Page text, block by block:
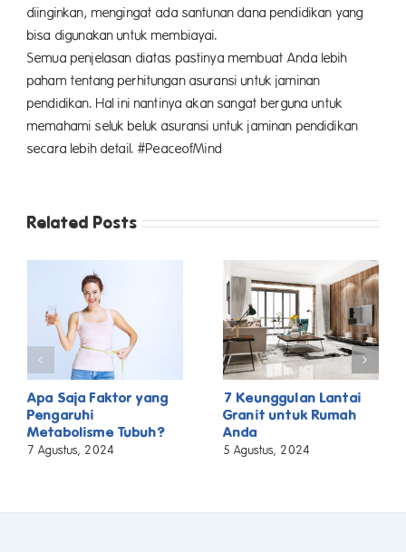
diinginkan, mengingat ada santunan dana pendidikan yang
bisa digunakan untuk membiayai.
Semua penjelasan diatas pastinya membuat Anda lebih
paham tentang perhitungan asuransi untuk jaminan
pendidikan. Hal ini nantinya akan sangat berguna untuk
memahami seluk beluk asuransi untuk jaminan pendidikan
secara lebih detail. #PeaceofMind
Related Posts
Apa Saja Faktor yang
Pengaruhi
Metabolisme Tubuh?
7 Agustus, 2024
7 Keunggulan Lantai
Granit untuk Rumah
Anda
5 Agustus, 2024